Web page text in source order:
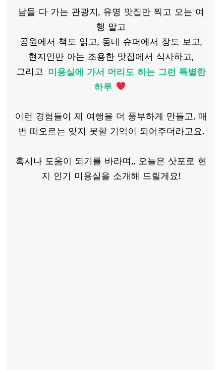
남들 다 가는 관광지, 유명 맛집만 찍고 오는 여
행 말고
공원에서 책도 읽고, 동네 슈퍼에서 장도 보고,
현지인만 아는 조용한 맛집에서 식사하고,
그리고 미용실에 가서 머리도 하는 그런 특별한
하루
이런 경험들이 제 여행을 더 풍부하게 만들고, 매
번 떠오르는 잊지 못할 기억이 되어주더라고요.
혹시나 도움이 되기를 바라며,, 오늘은 삿포로 현
지 인기 미용실을 소개해 드릴게요!